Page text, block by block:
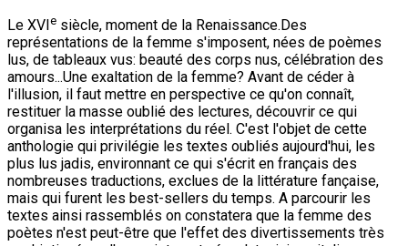
Le XVIe siècle, moment de la Renaissance.Des
représentations de la femme s'imposent, nées de poèmes
lus, de tableaux vus: beauté des corps nus, célébration des
amours...Une exaltation de la femme? Avant de céder à
l'illusion, il faut mettre en perspective ce qu'on connaît,
restituer la masse oublié des lectures, découvrir ce qui
organisa les interprétations du réel. C'est l'objet de cette
anthologie qui privilégie les textes oubliés aujourd'hui, les
plus lus jadis, environnant ce qui s'écrit en français des
nombreuses traductions, exclues de la littérature fançaise,
mais qui furent les best-sellers du temps. A parcourir les
textes ainsi rassemblés on constatera que la femme des
poètes n'est peut-être que l'effet des divertissements très